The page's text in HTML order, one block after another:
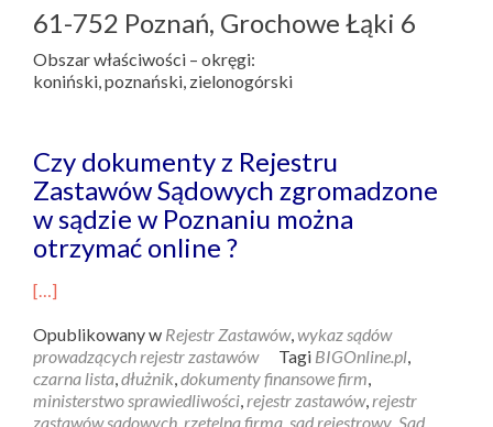
61-752 Poznań, Grochowe Łąki 6
Obszar właściwości – okręgi:
koniński, poznański, zielonogórski
Czy dokumenty z Rejestru
Zastawów Sądowych zgromadzone
w sądzie w Poznaniu można
otrzymać online ?
[…]
Opublikowany w Rejestr Zastawów,wykaz sądów
prowadzących rejestr zastawów
Tagi BIGOnline.pl,
czarna lista,dłużnik,dokumenty finansowe firm,
ministerstwo sprawiedliwości,rejestr zastawów,rejestr
zastawów sądowych rzetelna firma sąd rejestrowy Sąd